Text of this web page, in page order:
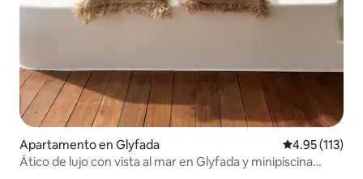
Apartamento en Glyfada Calificación
4.95 (113)
Ático de lujo con vista al mar en Glyfada y minipiscina